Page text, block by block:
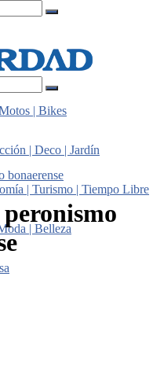
| Bikes
| Deco | Jardín
| Turismo | Tiempo Libre
| Belleza
bonaerense
peronismo